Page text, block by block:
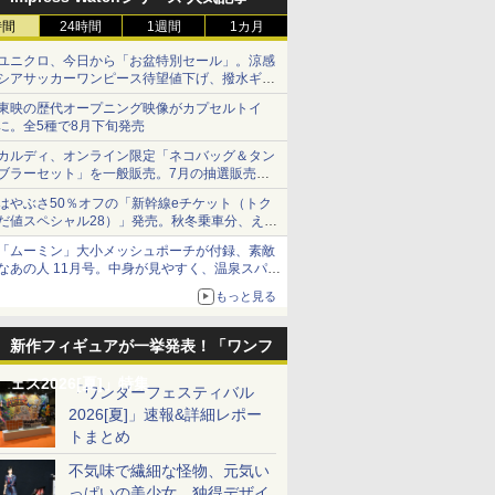
24時間 1週間 1カ月
ニクロ、今日から「お盆特別セール」。涼感
アサッカーワンピース待望値下げ、撥水ギア
ョーツは1990円に
映の歴代オープニング映像がカプセルトイ
。全5種で8月下旬発売
ルディ、オンライン限定「ネコバッグ＆タン
ラーセット」を一般販売。7月の抽選販売の
選無効分
やぶさ50％オフの「新幹線eチケット（トク
値スペシャル28）」発売。秋冬乗車分、えき
っと限定
ムーミン」大小メッシュポーチが付録、素敵
あの人 11月号。中身が見やすく、温泉スパに
もっと見る
新作フィギュアが一挙発表！「ワンフ
ェス2026[夏]」特集「ワンダーフェスティバル
2026[夏]」速報&詳細レポー
トまとめ
不気味で繊細な怪物、元気い